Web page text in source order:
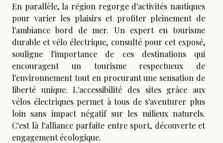
En parallèle, la région regorge d'activités nautiques
pour varier les plaisirs et profiter pleinement de
l'ambiance bord de mer. Un expert en tourisme
durable et vélo électrique, consulté pour cet exposé,
souligne l'importance de ces destinations qui
encouragent un tourisme respectueux de
l'environnement tout en procurant une sensation de
liberté unique. L'accessibilité des sites grâce aux
vélos électriques permet à tous de s'aventurer plus
loin sans impact négatif sur les milieux naturels.
C'est là l'alliance parfaite entre sport, découverte et
engagement écologique.